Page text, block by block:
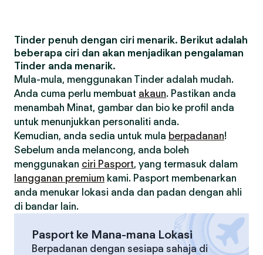
Tinder penuh dengan ciri menarik. Berikut adalah
beberapa ciri dan akan menjadikan pengalaman
Tinder anda menarik.
Mula-mula, menggunakan Tinder adalah mudah.
Anda cuma perlu membuat akaun. Pastikan anda
menambah Minat, gambar dan bio ke profil anda
untuk menunjukkan personaliti anda.
Kemudian, anda sedia untuk mula berpadanan!
Sebelum anda melancong, anda boleh
menggunakan ciri Pasport, yang termasuk dalam
langganan premium kami. Pasport membenarkan
anda menukar lokasi anda dan padan dengan ahli
di bandar lain.
Pasport ke Mana-mana Lokasi
Berpadanan dengan sesiapa sahaja di